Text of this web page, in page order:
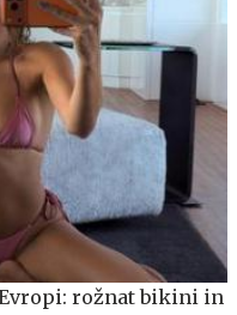
rožnat bikini in